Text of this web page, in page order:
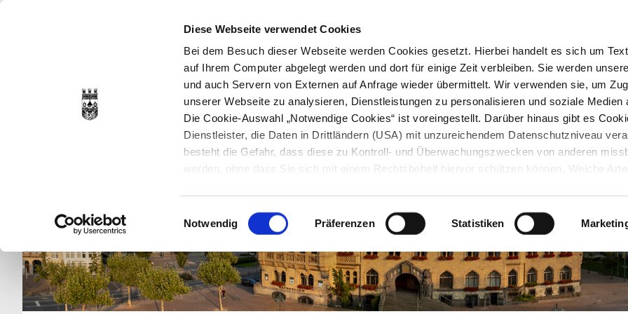
Diese Webseite verwendet Cookies
Bei dem Besuch dieser Webseite werden Cookies gesetzt. Hierbei handelt es sich um
auf Ihrem Computer abgelegt werden und dort für einige Zeit verbleiben. Sie werden
und auch Servern von Externen auf Anfrage wieder übermittelt. Wir verwenden sie, um
unserer Webseite zu analysieren, Dienstleistungen zu personalisieren und soziale Medien
Die Cookie-Auswahl „Notwendige Cookies“ ist voreingestellt. Darüber hinaus gibt es
Dienstleister, die Daten in Drittländern (USA) mit unzureichendem Datenschutzniveau
besteht die Gefahr, dass diese zu Kontroll- und Überwachungszwecken von anderen
werden, ohne dass Sie sich mit einem Rechtsbehelf hiervor schützen können. Welche
Datenschutzerklärung
entnehmen. Die von Ihnen getroffene Auswahl der gewünschten
jederzeit mit Wirkung für die Zukunft angepasst oder
werden.
Einwilligungsauswahl
Notwendig Präferenzen Statistiken
STARTSEITE